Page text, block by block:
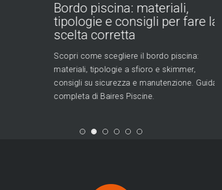
Bordo piscina: materiali,
tipologie e consigli per fare la
scelta corretta
Scopri come scegliere il bordo piscina:
materiali, tipologie a sfioro e skimmer,
consigli su sicurezza e manutenzione. Guida
completa di Baires Piscine.